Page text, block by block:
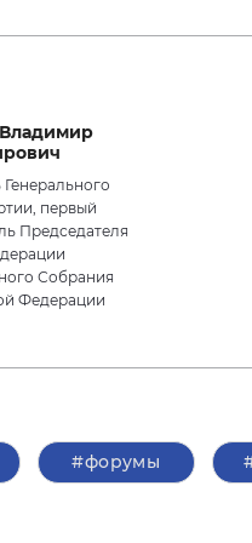
Генерального
первый
Председателя
Собрания
Федерации
#форумы